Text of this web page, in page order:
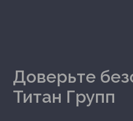
Доверьте безопасность
Титан Групп